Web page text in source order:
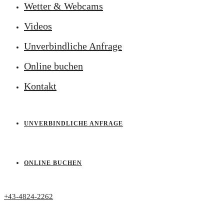
Wetter & Webcams
Videos
Unverbindliche Anfrage
Online buchen
Kontakt
UNVERBINDLICHE ANFRAGE
ONLINE BUCHEN
+43-4824-2262